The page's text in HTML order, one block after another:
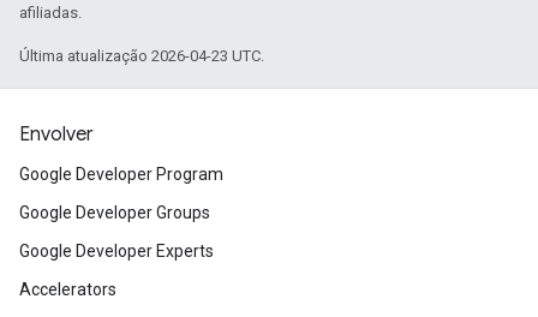
afiliadas.
Última atualização 2026-04-23 UTC.
Envolver
Google Developer Program
Google Developer Groups
Google Developer Experts
Accelerators